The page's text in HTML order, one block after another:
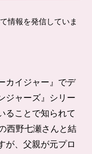
情報を発信していま
カイジャー』でデ
ジャーズ』シリー
ることで知られて
西野七瀬さんと結
が、父親が元プロ